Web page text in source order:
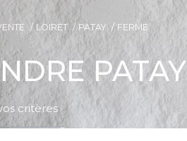
LOIRET PATAY FERME
PATAY
critères